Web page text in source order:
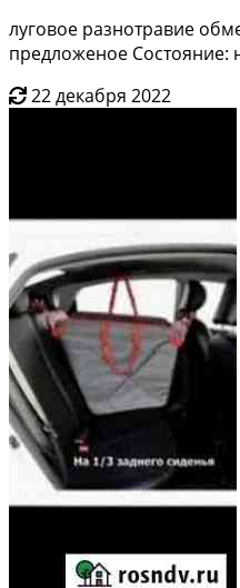
луговое разнотравие
предложеное Состояние:
22 декабря 2022